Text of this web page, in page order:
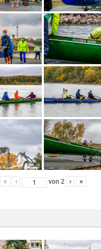
« ‹ von 2 › »